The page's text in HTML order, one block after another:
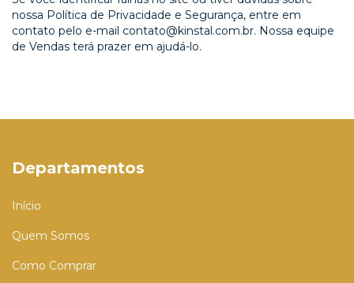
nossa Política de Privacidade e Segurança, entre em
contato pelo e-mail contato@kinstal.com.br. Nossa equipe
de Vendas terá prazer em ajudá-lo.
Departamentos
Início
Quem Somos
Como Comprar